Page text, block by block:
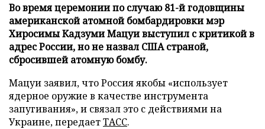
Во время церемонии по случаю 81-й годовщины
американской атомной бомбардировки мэр
Хиросимы Кадзуми Мацуи выступил с критикой в
адрес России, но не назвал США страной,
сбросившей атомную бомбу.
Мацуи заявил, что Россия якобы «использует
ядерное оружие в качестве инструмента
запугивания», и связал это с действиями на
Украине, передаетТАСС.